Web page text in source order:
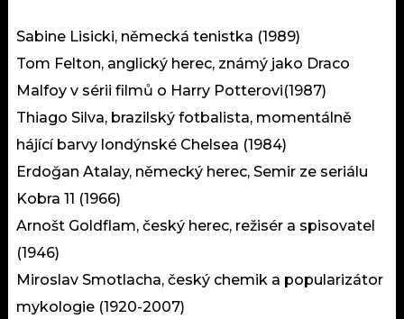
Sabine Lisicki, německá tenistka (1989)
Tom Felton, anglický herec, známý jako Draco
Malfoy v sérii filmů o Harry Potterovi(1987)
Thiago Silva, brazilský fotbalista, momentálně
hájící barvy londýnské Chelsea (1984)
Erdoğan Atalay, německý herec, Semir ze seriálu
Kobra 11 (1966)
Arnošt Goldflam, český herec, režisér a spisovatel
(1946)
Miroslav Smotlacha, český chemik a popularizátor
mykologie (1920-2007)